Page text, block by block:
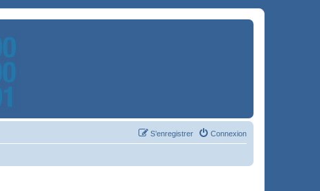
Connexion
S’enregistrer